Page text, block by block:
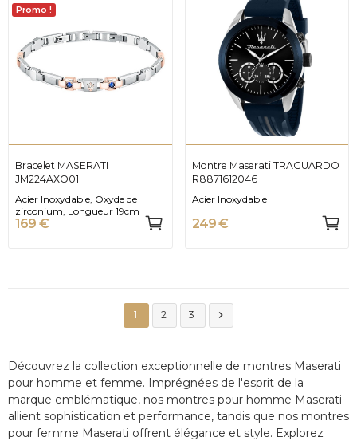
Promo !
Bracelet MASERATI
JM224AXO01
Acier Inoxydable, Oxyde de
zirconium, Longueur 19cm
169 €
Montre Maserati TRAGUARDO
R8871612046
Acier Inoxydable
249 €
1 2 3 
Découvrez la collection exceptionnelle de montres Maserati
pour homme et femme. Imprégnées de l'esprit de la
marque emblématique, nos montres pour homme Maserati
allient sophistication et performance, tandis que nos montres
pour femme Maserati offrent élégance et style. Explorez